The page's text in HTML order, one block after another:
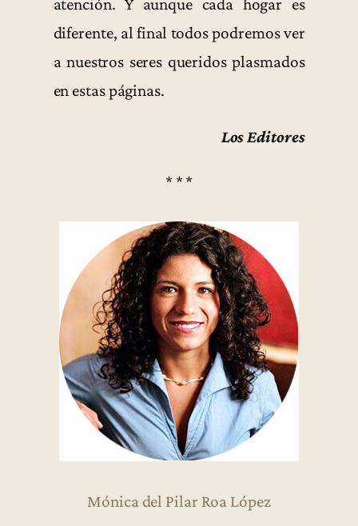
atención. Y aunque cada hogar es
diferente, al final todos podremos ver
a nuestros seres queridos plasmados
en estas páginas.
Los Editores
* * *
Mónica del Pilar Roa López